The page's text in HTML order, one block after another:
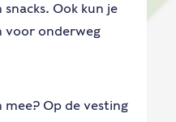
Ook kun je
voor onderweg
Op de vesting